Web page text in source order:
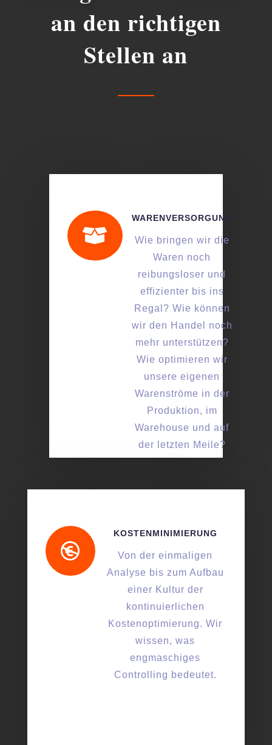
an den richtigen
Stellen an

WARENVERSORGUNG
Wie bringen wir die
Waren noch
reibungsloser und
effizienter bis ins
Regal? Wie können
wir den Handel noch
mehr unterstützen?
Wie optimieren wir
unsere eigenen
Warenströme in der
Produktion, im
Warehouse und auf
der letzten Meile?

KOSTENMINIMIERUNG
Von der einmaligen
Analyse bis zum Aufbau
einer Kultur der
kontinuierlichen
Kostenoptimierung. Wir
wissen, was
engmaschiges
Controlling bedeutet.